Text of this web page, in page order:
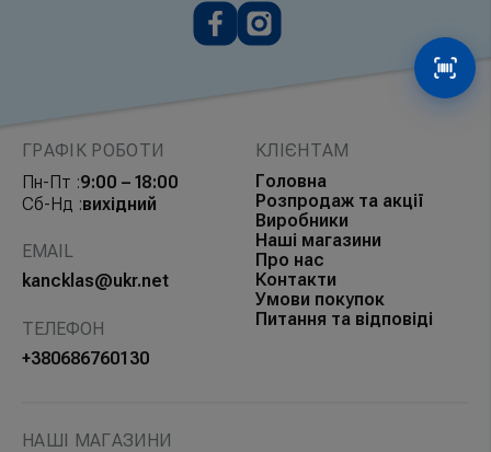
ГРАФІК РОБОТИ
Пн-Пт :9:00 – 18:00
Сб-Нд :вихідний
EMAIL
kancklas@ukr.net
ТЕЛЕФОН
+380686760130
КЛІЄНТАМ
Головна
Розпродаж та акції
Виробники
Наші магазини
Про нас
Контакти
Умови покупок
Питання та відповіді
НАШІ МАГАЗИНИ